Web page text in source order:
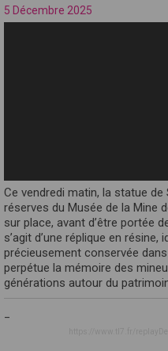
5 Décembre 2025
Ce vendredi matin, la statue
réserves du Musée de la Mine
sur place, avant d’être portée
s’agit d’une réplique en résine,
précieusement conservée
perpétue la mémoire des
générations autour du